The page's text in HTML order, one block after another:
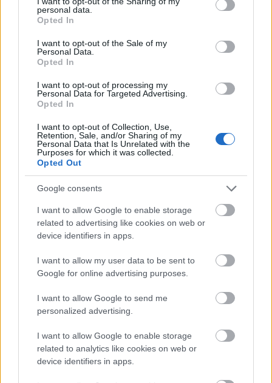
grant or deny consent to Google and its third-party tags to
use your data for below specified purposes in below Google
consent section.
personal data.
Opted In
I want to opt-out of the Sale of my
Personal Data.
Opted In
I want to opt-out of processing my
Personal Data for Targeted Advertising.
Opted In
I want to opt-out of Collection, Use,
Retention, Sale, and/or Sharing of my
Personal Data that Is Unrelated with the
Purposes for which it was collected.
Opted Out
Google consents
I want to allow Google to enable storage
related to advertising like cookies on web or
device identifiers in apps.
I want to allow my user data to be sent to
Google for online advertising purposes.
I want to allow Google to send me
personalized advertising.
I want to allow Google to enable storage
related to analytics like cookies on web or
device identifiers in apps.
sancionado Pere Milla en el once. Un cambio de sistema
con Edu Expósito o Terrats haciendo las funciones de
mediapunta, la opción más probable.
Getafe
Djené, Abqar y Kiko Femenia están recuperados de los
problemas físicos que sufrieron en el último partido y
estarán disponibles para Bordalás de cara al choque ante el
Barcelona.
Lemar y Tsygankov son baja para el partido ante el Levante.
El francés por una lesión muscular en el sóleo y el
ucraniano por una distensión. Se unen a las ausencias por
lesión de David López y Juan Carlos.
Levante
Top 5 Comunio: los mejores defensas tras cuatro
jornadas
Tener buenos defensas es clave